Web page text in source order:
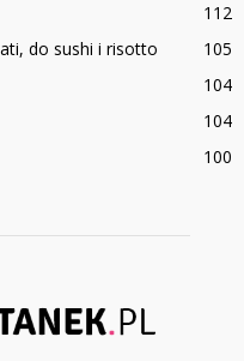
112
do sushi i risotto
105
104
104
100